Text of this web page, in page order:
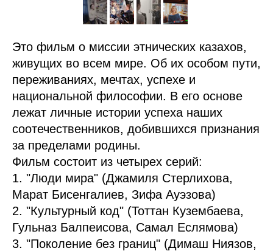
Это фильм о миссии этнических казахов,
живущих во всем мире. Об их особом пути,
переживаниях, мечтах, успехе и
национальной философии. В его основе
лежат личные истории успеха наших
соотечественников, добившихся признания
за пределами родины.
Фильм состоит из четырех серий:
1. "Люди мира" (Джамиля Стерлихова,
Марат Бисенгалиев, Зифа Ауэзова)
2. "Культурный код" (Тоттан Кузембаева,
Гульназ Балпеисова, Самал Еслямова)
3. "Поколение без границ" (Димаш Ниязов,